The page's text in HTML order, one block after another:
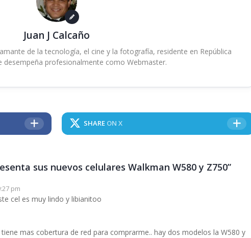
Juan J Calcaño
de la tecnología, el cine y la fotografía, residente en República
desempeña profesionalmente como Webmaster.
SHARE ON X
sus nuevos celulares Walkman W580 y Z750”
pm
cel es muy lindo y libianitoo
mas cobertura de red para comprarme.. hay dos modelos la W580 y